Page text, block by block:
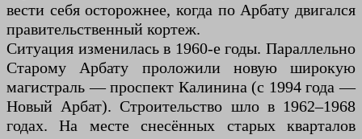
вести себя осторожнее, когда по Арбату двигался
правительственный кортеж.
Ситуация изменилась в 1960-е годы. Параллельно
Старому Арбату проложили новую широкую
магистраль — проспект Калинина (с 1994 года —
Новый Арбат). Строительство шло в 1962–1968
годах. На месте снесённых старых кварталов